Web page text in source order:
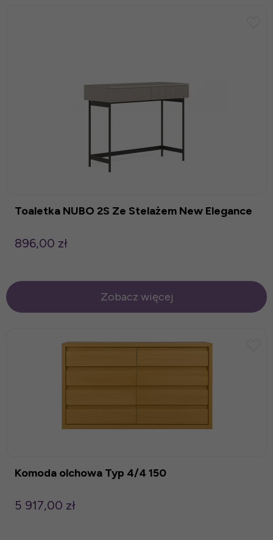
Toaletka NUBO 2S Ze Stelażem New Elegance
896,00 zł
Zobacz więcej
Komoda olchowa Typ 4/4 150
5 917,00 zł